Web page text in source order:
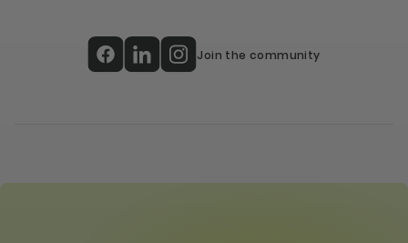
Join the community